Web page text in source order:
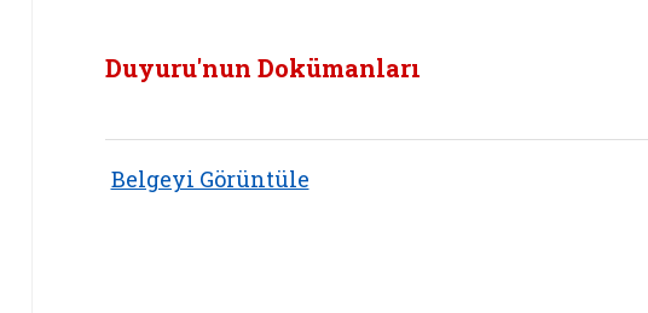
Duyuru'nun Dokümanları
Belgeyi Görüntüle